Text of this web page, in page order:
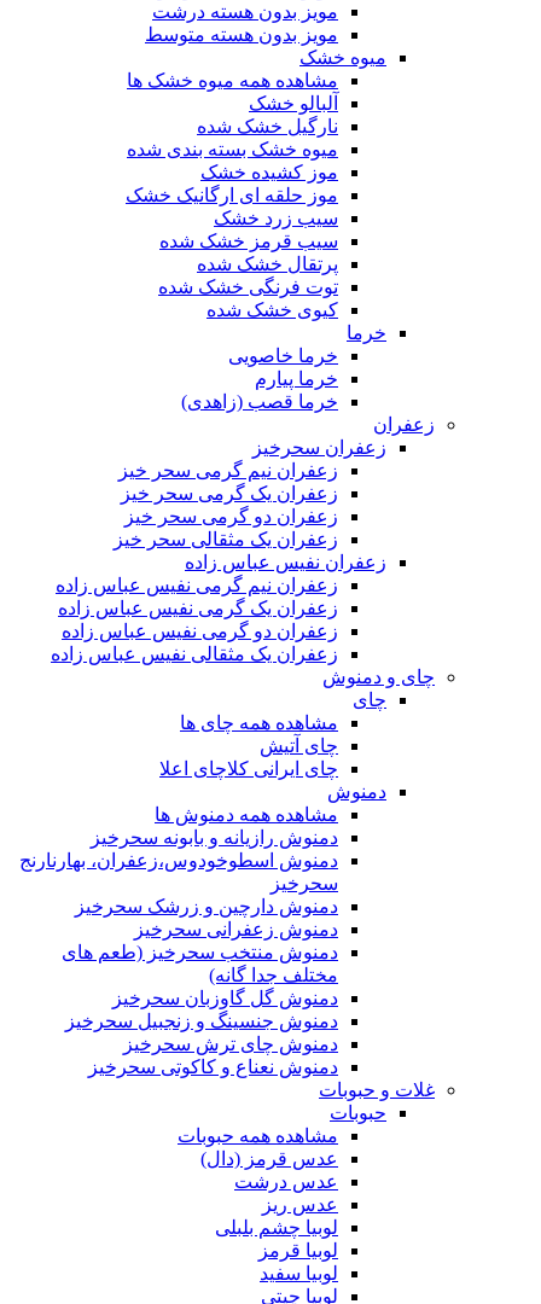
مویز بدون هسته درشت
مویز بدون هسته متوسط
میوه خشک
مشاهده همه میوه خشک ها
آلبالو خشک
نارگیل خشک شده
میوه خشک بسته بندی شده
موز کشیده خشک
موز حلقه ای ارگانیک خشک
سیب زرد خشک
سیب قرمز خشک شده
پرتقال خشک شده
توت فرنگی خشک شده
کیوی خشک شده
خرما
خرما خاصویی
خرما پیارم
خرما قصب (زاهدی)
زعفران
زعفران سحرخیز
زعفران نیم گرمی سحر خیز
زعفران یک گرمی سحر خیز
زعفران دو گرمی سحر خیز
زعفران یک مثقالی سحر خیز
زعفران نفیس عباس زاده
زعفران نیم گرمی نفیس عباس زاده
زعفران یک گرمی نفیس عباس زاده
زعفران دو گرمی نفیس عباس زاده
زعفران یک مثقالی نفیس عباس زاده
چای و دمنوش
چای
مشاهده همه چای ها
چای آتیش
چای ایرانی کلاچای اعلا
دمنوش
مشاهده همه دمنوش ها
دمنوش رازیانه و بابونه سحرخیز
دمنوش اسطوخودوس،زعفران، بهارنارنج
سحرخیز
دمنوش دارچین و زرشک سحرخیز
دمنوش زعفرانی سحرخیز
دمنوش منتخب سحرخیز (طعم های
مختلف جدا گانه)
دمنوش گل گاوزبان سحرخیز
دمنوش جنسینگ و زنجبیل سحرخیز
دمنوش چای ترش سحرخیز
دمنوش نعناع و کاکوتی سحرخیز
غلات و حبوبات
حبوبات
مشاهده همه حبوبات
عدس قرمز (دال)
عدس درشت
عدس ریز
لوبیا چشم بلبلی
لوبیا قرمز
لوبیا سفید
لوبیا چیتی